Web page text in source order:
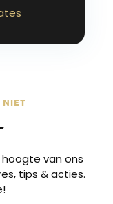
NIET
van ons
tips & acties.